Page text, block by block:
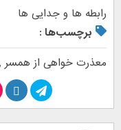
رابطه ها و جدایی ها
برچسب‌ها :
معذرت خواهی از همسر ,